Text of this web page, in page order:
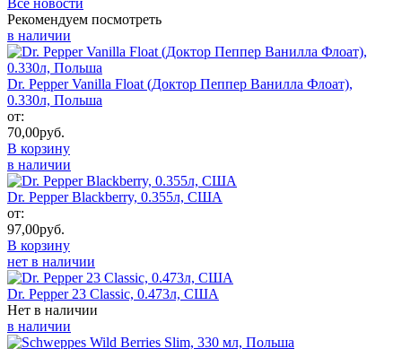
Рекомендуем посмотреть
в наличии
Dr. Pepper Vanilla Float (Доктор Пеппер Ванилла Флоат),
0.330л, Польша
от:
70,00руб.
В корзину
в наличии
Dr. Pepper Blackberry, 0.355л, США
от:
97,00руб.
В корзину
нет в наличии
Dr. Pepper 23 Classic, 0.473л, США
Нет в наличии
в наличии